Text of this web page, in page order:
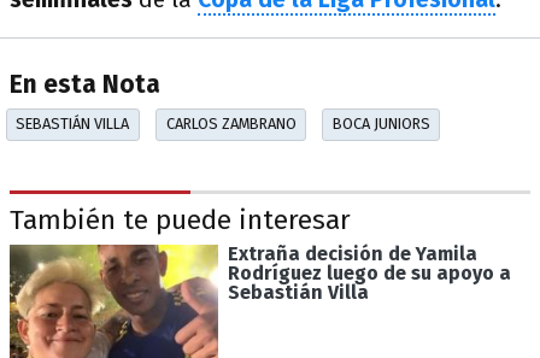
En esta Nota
SEBASTIÁN VILLA CARLOS ZAMBRANO BOCA JUNIORS
También te puede interesar
Extraña decisión de Yamila
Rodríguez luego de su apoyo a
Sebastián Villa